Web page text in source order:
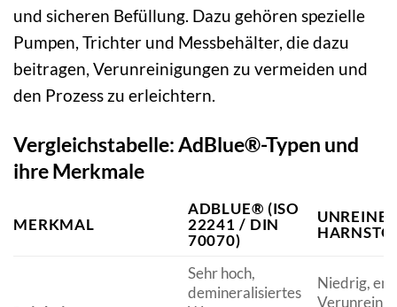
und sicheren Befüllung. Dazu gehören spezielle
Pumpen, Trichter und Messbehälter, die dazu
beitragen, Verunreinigungen zu vermeiden und
den Prozess zu erleichtern.
Vergleichstabelle: AdBlue®-Typen und
ihre Merkmale
MERKMAL
ADBLUE® (ISO
22241 / DIN
70070)
UNREINES
Sehr hoch,
demineralisiertes
Niedrig,